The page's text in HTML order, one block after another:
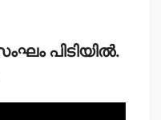
പിടിയില്‍.